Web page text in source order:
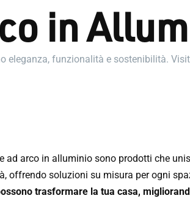
in
eleganza, funzionalità e sostenibilità.
ad arco in alluminio sono prodotti che
offrendo soluzioni su misura per ogni
trasformare la tua casa,